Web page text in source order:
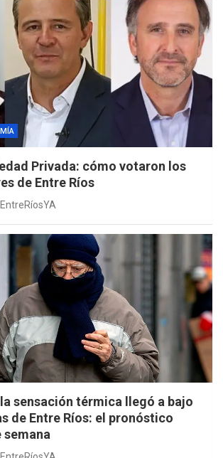
Privada: cómo votaron los
de Entre Ríos
EntreRíosYA
sensación térmica llegó a bajo
de Entre Ríos: el pronóstico
semana